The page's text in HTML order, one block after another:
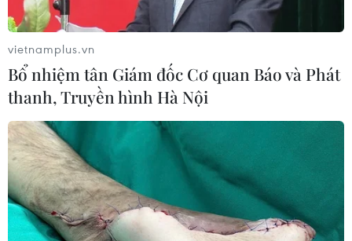
vietnamplus.vn
Bổ nhiệm tân Giám đốc Cơ quan Báo và Phát
thanh, Truyền hình Hà Nội